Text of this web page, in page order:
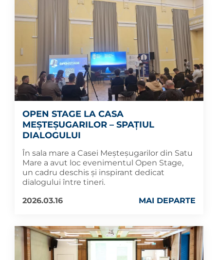
OPEN STAGE LA CASA
MEȘTEȘUGARILOR – SPAȚIUL
DIALOGULUI
În sala mare a Casei Meșteșugarilor din Satu
Mare a avut loc evenimentul Open Stage,
un cadru deschis și inspirant dedicat
dialogului între tineri.
2026.03.16
MAI DEPARTE